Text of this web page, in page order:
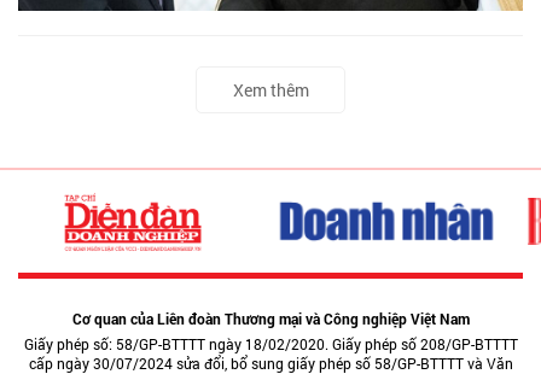
Xem thêm
Cơ quan của Liên đoàn Thương mại và Công nghiệp Việt Nam
Giấy phép số: 58/GP-BTTTT ngày 18/02/2020. Giấy phép số 208/GP-BTTTT
cấp ngày 30/07/2024 sửa đổi, bổ sung giấy phép số 58/GP-BTTTT và Văn